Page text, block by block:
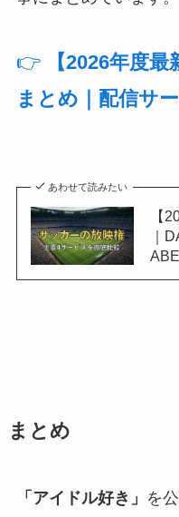
👉
【2026年度
まとめ｜配信サ
あわせて読みたい
【
｜
まとめ
「アイドル好き」 を